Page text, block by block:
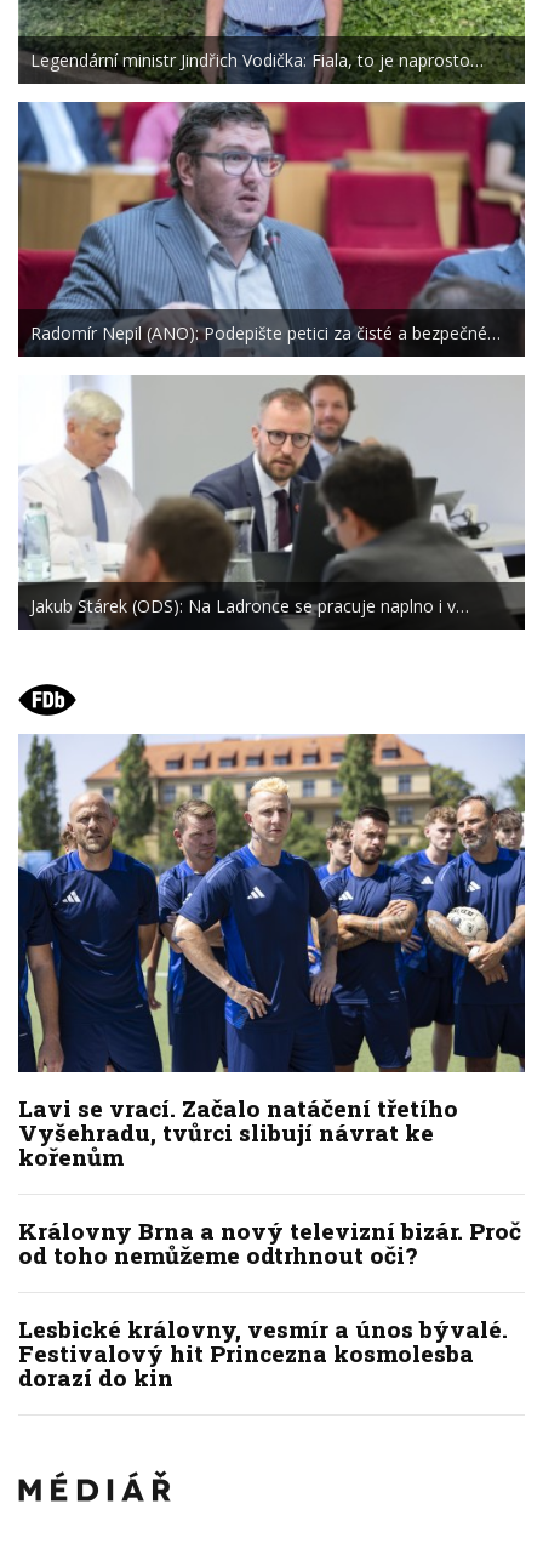
Legendární ministr Jindřich Vodička: Fiala, to je naprosto…
Radomír Nepil (ANO): Podepište petici za čisté a bezpečné…
Jakub Stárek (ODS): Na Ladronce se pracuje naplno i v…
Lavi se vrací. Začalo natáčení třetího
Vyšehradu, tvůrci slibují návrat ke
kořenům
Královny Brna a nový televizní bizár. Proč
od toho nemůžeme odtrhnout oči?
Lesbické královny, vesmír a únos bývalé.
Festivalový hit Princezna kosmolesba
dorazí do kin